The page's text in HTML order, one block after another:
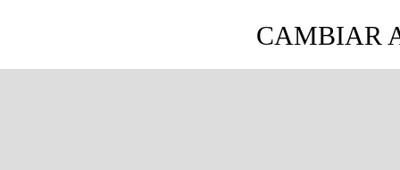
CAMBIAR